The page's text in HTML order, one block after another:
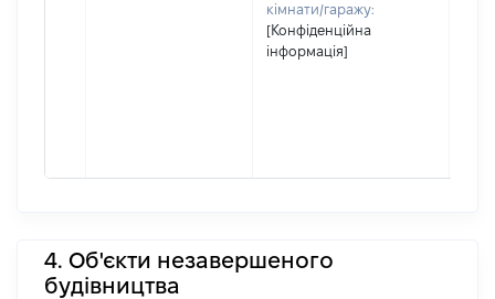
кімнати/гаражу:
[Конфіденційна
інформація]
4. Об'єкти незавершеного
будівництва